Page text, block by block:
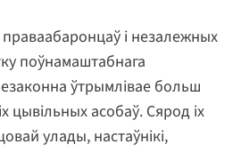
праваабаронцаў і незалежных
поўнамаштабнага
ўтрымлівае больш
цывільных асобаў. Сярод іх
улады, настаўнікі,